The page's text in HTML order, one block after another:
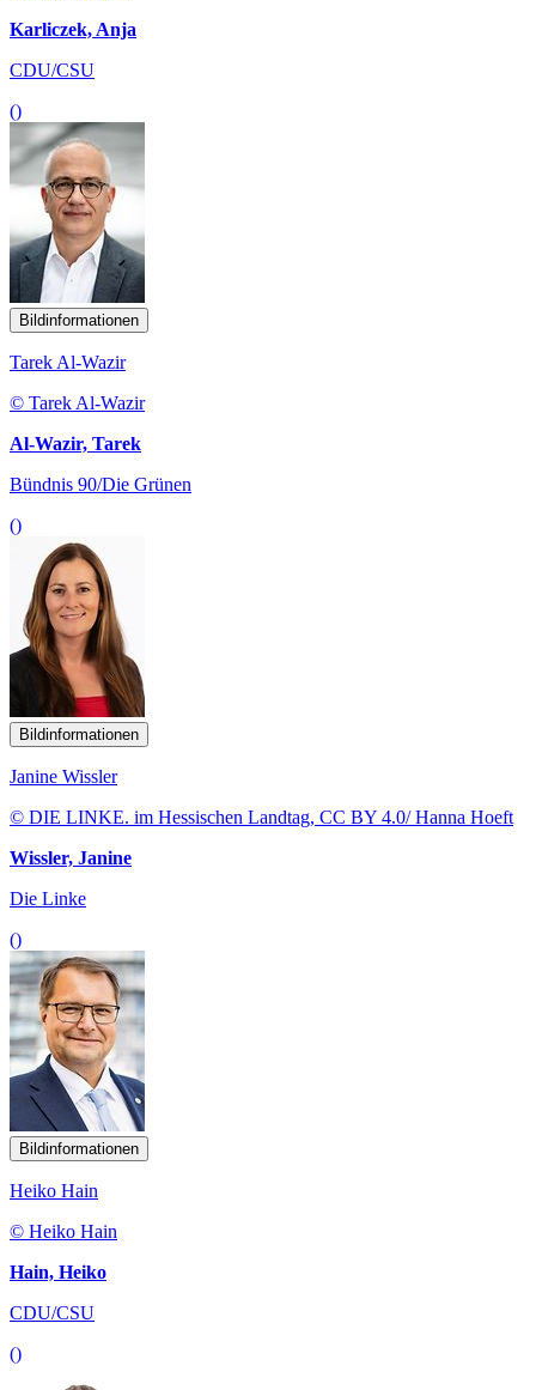
Karliczek, Anja
CDU/CSU
()
Bildinformationen
Tarek Al-Wazir
© Tarek Al-Wazir
Al-Wazir, Tarek
Bündnis 90/Die Grünen
()
Bildinformationen
Janine Wissler
© DIE LINKE. im Hessischen Landtag, CC BY 4.0/ Hanna Hoeft
Wissler, Janine
Die Linke
()
Bildinformationen
Heiko Hain
© Heiko Hain
Hain, Heiko
CDU/CSU
()